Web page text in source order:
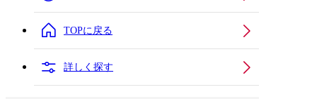
TOPに戻る
詳しく探す